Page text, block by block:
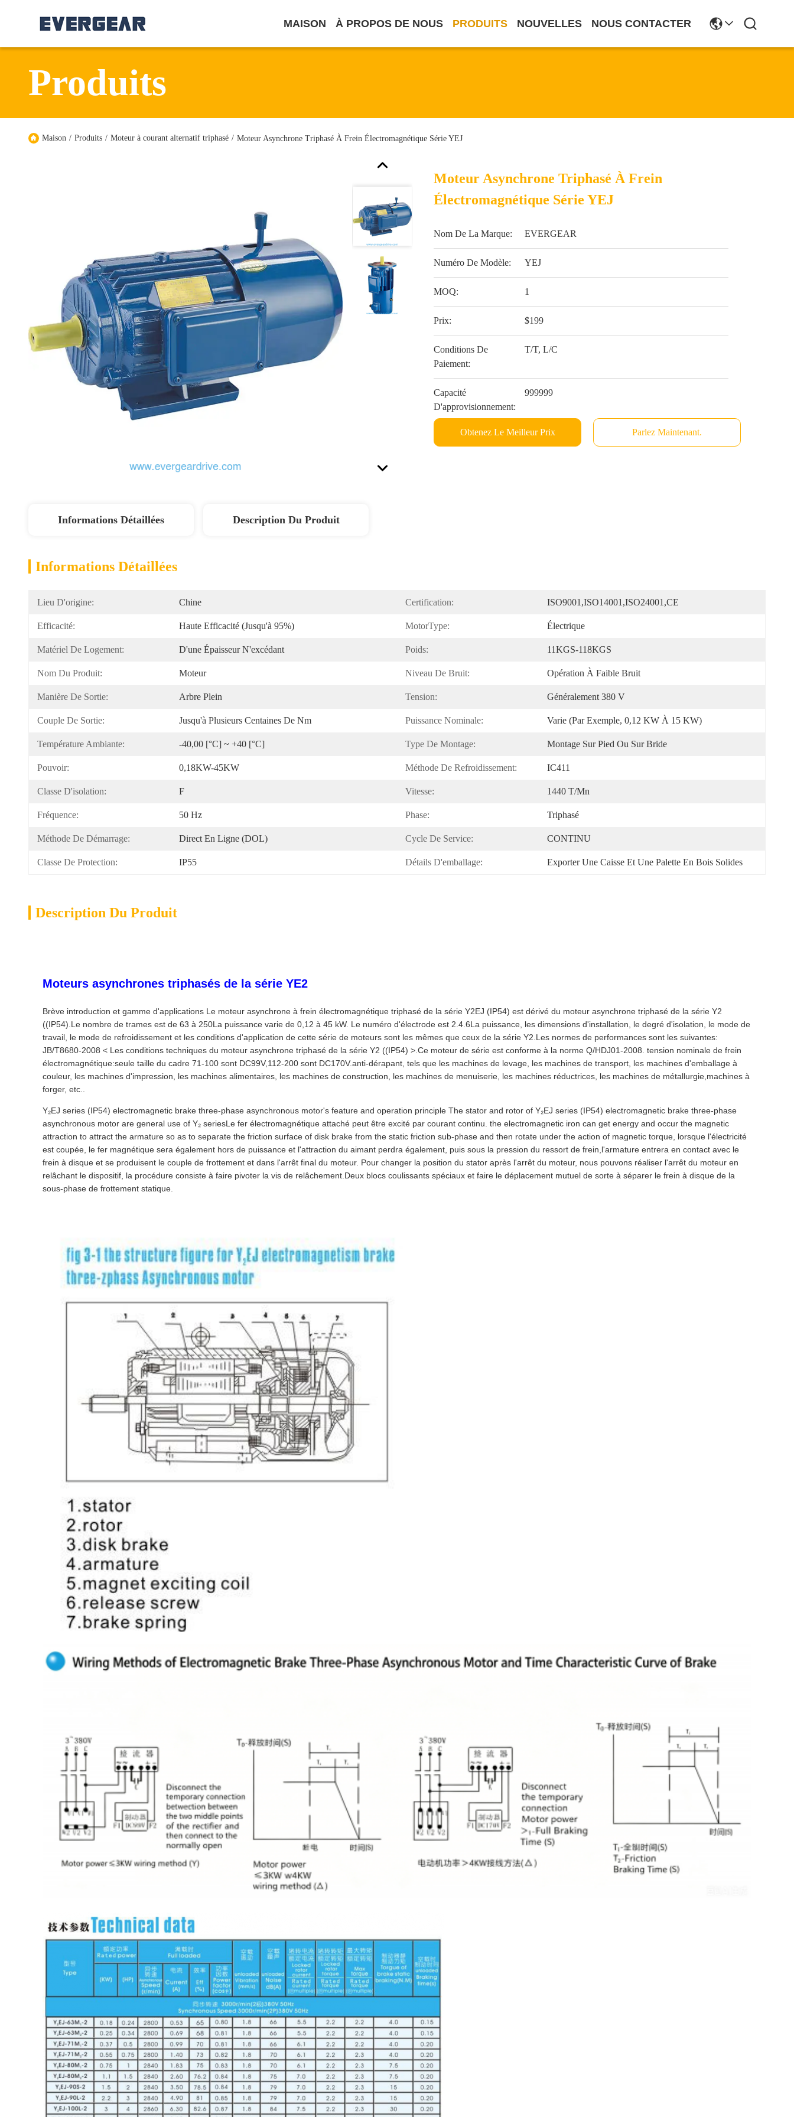
MAISON À PROPOS DE NOUS PRODUITS NOUVELLES NOUS CONTACTER
Produits
Maison / Produits / Moteur à courant alternatif triphasé / Moteur Asynchrone Triphasé À Frein Électromagnétique Série YEJ
Moteur Asynchrone Triphasé À Frein
Électromagnétique Série YEJ
Nom De La Marque: EVERGEAR
Numéro De Modèle: YEJ
MOQ: 1
Prix: $199
Conditions De
Paiement:
T/T, L/C
Capacité
D'approvisionnement:
999999
Obtenez Le Meilleur Prix Parlez Maintenant.
Informations Détaillées Description Du Produit
Informations Détaillées
Lieu D'origine: Chine Certification: ISO9001,ISO14001,ISO24001,CE
Efficacité: Haute Efficacité (jusqu'à 95%) MotorType: Électrique
Matériel De Logement: D'une Épaisseur N'excédant Poids: 11KGS-118KGS
Nom Du Produit: Moteur Niveau De Bruit: Opération À Faible Bruit
Manière De Sortie: Arbre Plein Tension: Généralement 380 V
Couple De Sortie: Jusqu'à Plusieurs Centaines De Nm Puissance Nominale: Varie (par Exemple, 0,12 KW À 15 KW)
Température Ambiante: -40,00 [°C] ~ +40 [°C] Type De Montage: Montage Sur Pied Ou Sur Bride
Pouvoir: 0,18KW-45KW Méthode De Refroidissement: IC411
Classe D'isolation: F Vitesse: 1440 T/mn
Fréquence: 50 Hz Phase: Triphasé
Méthode De Démarrage: Direct En Ligne (DOL) Cycle De Service: CONTINU
Classe De Protection: IP55 Détails D'emballage: Exporter Une Caisse Et Une Palette En Bois Solides
Description Du Produit
Moteurs asynchrones triphasés de la série YE2
Brève introduction et gamme d'applications Le moteur asynchrone à frein électromagnétique triphasé de la série Y2EJ (IP54) est dérivé du moteur asynchrone triphasé de la série Y2
((IP54).Le nombre de trames est de 63 à 250La puissance varie de 0,12 à 45 kW. Le numéro d'électrode est 2.4.6La puissance, les dimensions d'installation, le degré d'isolation, le mode de
travail, le mode de refroidissement et les conditions d'application de cette série de moteurs sont les mêmes que ceux de la série Y2.Les normes de performances sont les suivantes:
JB/T8680-2008 < Les conditions techniques du moteur asynchrone triphasé de la série Y2 ((IP54) >.Ce moteur de série est conforme à la norme Q/HDJ01-2008 . tension nominale de frein
électromagnétique:seule taille du cadre 71-100 sont DC99V,112-200 sont DC170V.anti-dérapant, tels que les machines de levage, les machines de transport, les machines d'emballage à
couleur, les machines d'impression, les machines alimentaires, les machines de construction, les machines de menuiserie, les machines réductrices, les machines de métallurgie,machines à
forger, etc..
Y₂EJ series (IP54) electromagnetic brake three-phase asynchronous motor's feature and operation principle The stator and rotor of Y₂EJ series (IP54) electromagnetic brake three-phase
asynchronous motor are general use of Y₂ seriesLe fer électromagnétique attaché peut être excité par courant continu. the electromagnetic iron can get energy and occur the magnetic
attraction to attract the armature so as to separate the friction surface of disk brake from the static friction sub-phase and then rotate under the action of magnetic torque, lorsque l'électricité
est coupée, le fer magnétique sera également hors de puissance et l'attraction du aimant perdra également, puis sous la pression du ressort de frein,l'armature entrera en contact avec le
frein à disque et se produisent le couple de frottement et dans l'arrêt final du moteur. Pour changer la position du stator après l'arrêt du moteur, nous pouvons réaliser l'arrêt du moteur en
relâchant le dispositif, la procédure consiste à faire pivoter la vis de relâchement.Deux blocs coulissants spéciaux et faire le déplacement mutuel de sorte à séparer le frein à disque de la
sous-phase de frottement statique.